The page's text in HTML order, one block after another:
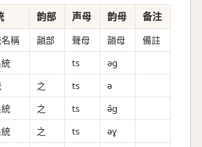
韵部 声母 韵母 备注
稱 韻部 聲母 韻母
備註
ts
əɡ
之 ts
ə
之 ts
ə̂ɡ
之 ts
əɣ